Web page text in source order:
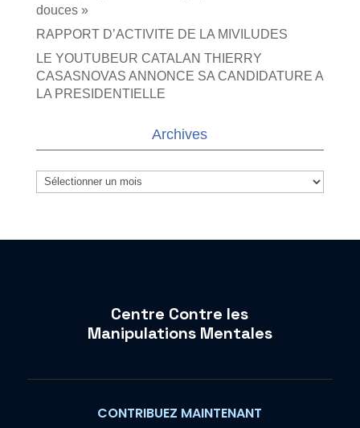
douces »
RAPPORT D’ACTIVITE DE LA MIVILUDES
LE YOUTUBEUR CATALAN THIERRY
CASASNOVAS ANNONCE SA CANDIDATURE A
LA PRESIDENTIELLE
Archives
Archives
Centre Contre les
Manipulations Mentales
CONTRIBUEZ MAINTENANT